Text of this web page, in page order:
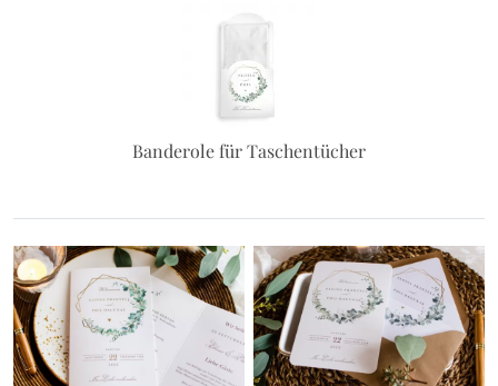
Banderole für Taschentücher